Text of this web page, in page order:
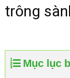
trông
Mục lục